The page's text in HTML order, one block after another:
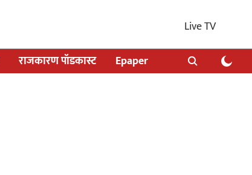
Live TV
राजकारण पॉडकास्ट Epaper